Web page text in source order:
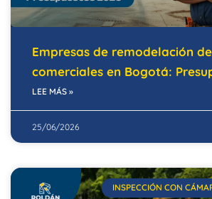
Empresas de remodelación
comerciales en Bogotá:
LEE MÁS »
25/06/2026
INSPECCIÓN CON